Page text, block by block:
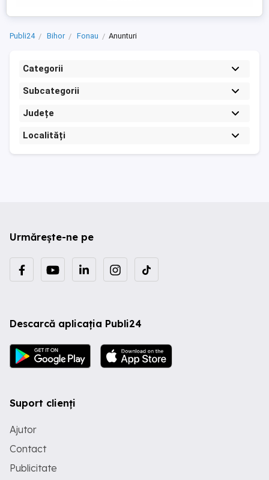
Publi24 Bihor Fonau Anunturi
Categorii
Subcategorii
Județe
Localități
Urmărește-ne pe
Descarcă aplicația Publi24
Suport clienți
Ajutor
Contact
Publicitate